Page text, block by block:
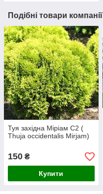
Подібні товари компанії
Туя західна Міріам С2 (
Thuja occidentalis Mirjam)
150 ₴
Купити